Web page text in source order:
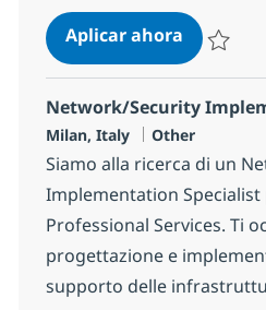
Aplicar ahoraNetwork
Network/Security
Ubicación
Milan, Italy Categoría
Other
Siamo alla ricerca di un
Implementation
Professional Services. Ti
progettazione e
supporto delle